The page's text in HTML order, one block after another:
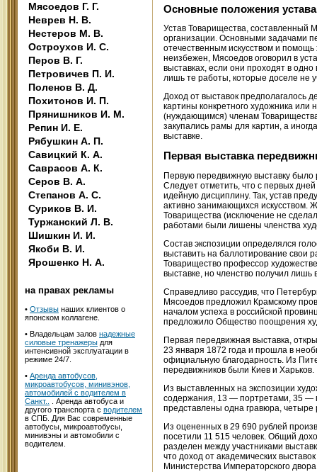
Мясоедов Г. Г.
Неврев Н. В.
Нестеров М. В.
Остроухов И. С.
Перов В. Г.
Петровичев П. И.
Поленов В. Д.
Похитонов И. П.
Прянишников И. М.
Репин И. Е.
Рябушкин А. П.
Савицкий К. А.
Саврасов А. К.
Серов В. А.
Степанов А. С.
Суриков В. И.
Туржанский Л. В.
Шишкин И. И.
Якоби В. И.
Ярошенко Н. А.
на правах рекламы
• Отзывы наших клиентов о
японском коллагене.
• Владельцам залов надежные
силовые тренажеры для
интенсивной эксплуатации в
режиме 24/7.
• Аренда автобусов,
микроавтобусов, минивэнов,
автомобилей с водителем в
Санкт..
. Аренда автобуса и
другого транспорта с водителем
в СПБ. Для Вас современные
автобусы, микроавтобусы,
минивэны и автомобили с
водителем.
Основные положения
Устав Товарищества, составленный
организации. Основными задачами
отечественным искусством и
неизбежен, Мясоедов оговорил в
выставках, если они проходят в
лишь те работы, которые доселе не
Доход от выставок предполагалось
картины конкретного художника
(нуждающимся) членам
закупались рамы для картин, а
выставке.
Первая выставка
Первую передвижную выставку было
Следует отметить, что с первых
идейную дисциплину. Так, устав
активно занимающихся искусством.
Товарищества (исключение не
работами были лишены членства
Состав экспозиции определялся
выставить на баллотирование свои
Товарищество профессор
выставке, но членство получил лишь
Справедливо рассудив, что
Мясоедов предложил Крамскому
началом успеха в российской
предложило Общество поощрения
Первая передвижная выставка,
23 января 1872 года и прошла в
официальную благодарность. Из
передвижников были Киев и Харьков.
Из выставленных на экспозиции
содержания, 13 — портретами, 35 —
представлены одна гравюра, четыре
Из оцененных в 29 690 рублей
посетили 11 515 человек. Общий
разделен между участниками
что доход от академических
Министерства Императорского